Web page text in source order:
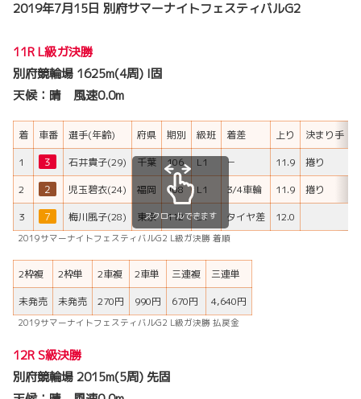
2019年7月15日 別府サマーナイトフェスティバルG2
11R L級ガ決勝
別府競輪場 1625m(4周) I固
天候：晴 風速0.0m
着 車番 選手(年齢) 府県 期別 級班 着差 上り 決まり手
1
３ 石井貴子(29) 千葉 106 L1 － 11.9
捲り
2
２ 児玉碧衣(24) 福岡 108 L1 3/4車輪 11.9
捲り
3
７ 梅川風子(28) 東京 112 L1 タイヤ差 12.0
スクロールできます
2019サマーナイトフェスティバルG2 L級ガ決勝 着順
2枠複 2枠単 2車複 2車単 三連複
三連単
未発売
未発売 270円 990円 670円 4,640円
2019サマーナイトフェスティバルG2 L級ガ決勝 払戻金
12R S級決勝
別府競輪場 2015m(5周) 先固